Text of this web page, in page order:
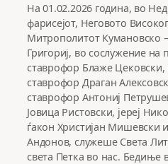
На 01.02.2026 година, во
фарисејот, Неговото
Митрополитот Кумановско –
Григориј, во сослужение на
ставрофор Блаже Цековски,
ставрофор Драган
ставрофор Антониј
Јовица Ристовски, јереј
ѓакон Христијан Мишевски
Андонов, служеше Света
света Петка во нас. Бедиње